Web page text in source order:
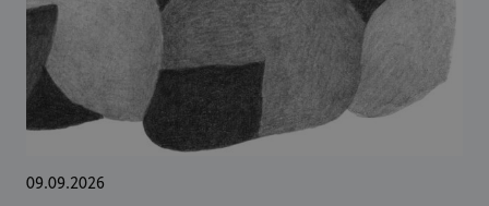
09.09.2026